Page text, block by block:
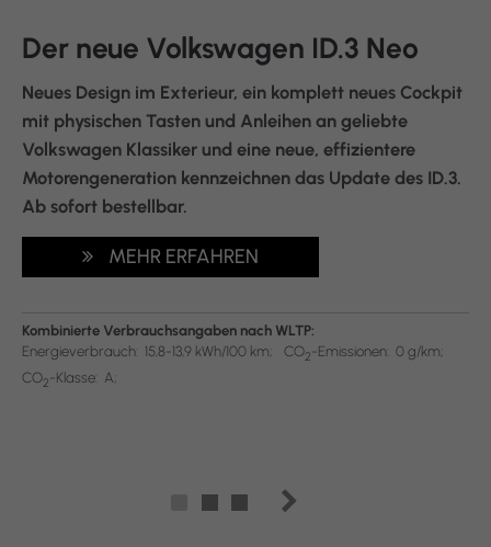
Der neue Volkswagen ID.3 Neo
Neues Design im Exterieur, ein komplett neues Cockpit
mit physischen Tasten und Anleihen an geliebte
Volkswagen Klassiker und eine neue, effizientere
Motorengeneration kennzeichnen das Update des ID.3.
Ab sofort bestellbar.
MEHR ERFAHREN
Kombinierte Verbrauchsangaben nach WLTP:
Energieverbrauch: 15,8-13,9 kWh/100 km; CO2-Emissionen: 0 g/km;
CO2-Klasse: A;